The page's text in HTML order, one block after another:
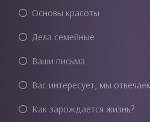
Основы красоты
Дела семейные
Ваши письма
Вас интересует, мы
Как зарождается жизнь?